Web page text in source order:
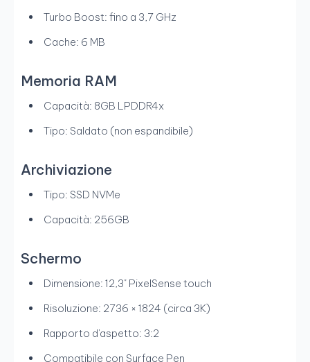
Turbo Boost: fino a 3,7 GHz
Cache: 6 MB
Memoria RAM
Capacità: 8GB LPDDR4x
Tipo: Saldato (non espandibile)
Archiviazione
Tipo: SSD NVMe
Capacità: 256GB
Schermo
Dimensione: 12,3" PixelSense touch
Risoluzione: 2736 × 1824 (circa 3K)
Rapporto d'aspetto: 3:2
Compatibile con Surface Pen